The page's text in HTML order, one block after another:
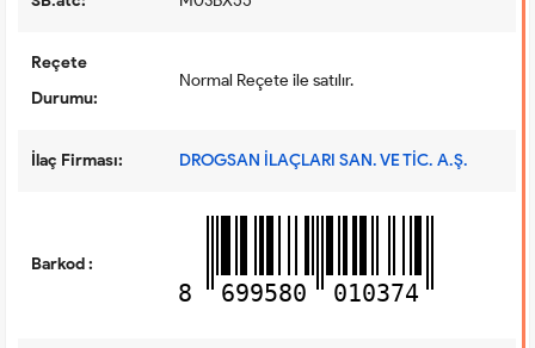
Reçete
Durumu:
Normal Reçete ile satılır.
İlaç Firması: DROGSAN İLAÇLARI SAN. VE TİC. A.Ş.
Barkod :
8 699580 010374